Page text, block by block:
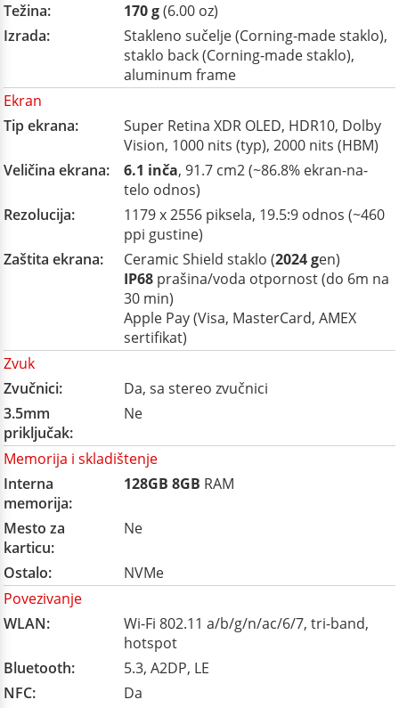
Težina:
170 g(6.00 oz)
Izrada:
Stakleno sučelje (Corning-made staklo),
staklo back (Corning-made staklo),
aluminum frame
Ekran
Tip ekrana:
Super Retina XDR OLED, HDR10, Dolby
Vision, 1000 nits (typ), 2000 nits (HBM)
Veličina ekrana:
6.1 inča, 91.7 cm2 (~86.8% ekran-na-
telo odnos)
Rezolucija:
1179 x 2556 piksela, 19.5:9 odnos (~460
ppi gustine)
Zaštita ekrana:
Ceramic Shield staklo (2024 gen)
IP68 prašina/voda otpornost (do 6m na
30 min)
Apple Pay (Visa, MasterCard, AMEX
sertifikat)
Zvuk
Zvučnici:
Da, sa stereo zvučnici
3.5mm
priključak:
Ne
Memorija i skladištenje
Interna
memorija:
128GB 8GB RAM
Mesto za
karticu:
Ne
Ostalo:
NVMe
Povezivanje
WLAN:
Wi-Fi 802.11 a/b/g/n/ac/6/7, tri-band,
hotspot
Bluetooth:
5.3, A2DP, LE
NFC:
Da